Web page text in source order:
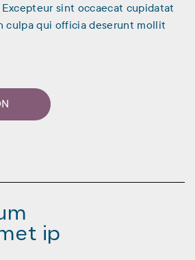
sint occaecat cupidatat
culpa qui officia deserunt mollit
ip